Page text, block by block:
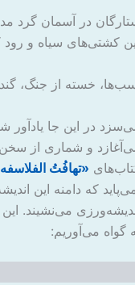
در آسمان گرد
کشتی‌های سیاه و
خسته از جنگ،
در این جا یادآور
و شماری از
«تهافُتُ
که دامنه این
می‌نشیند.
گواه می‌آوریم: